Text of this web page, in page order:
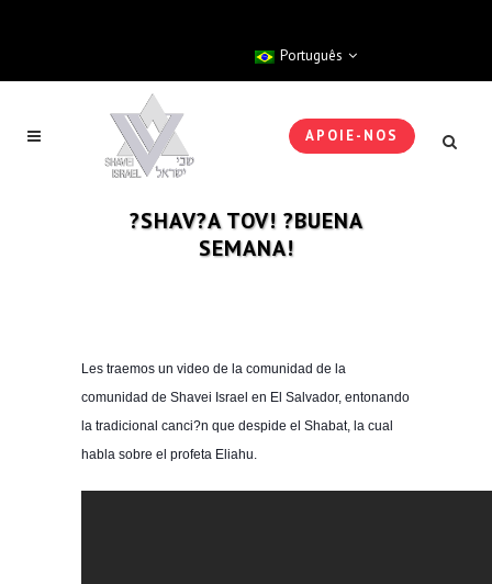
Português
APOIE-NOS
?SHAV?A TOV! ?BUENA
SEMANA!
Les traemos un video de la comunidad de la
comunidad de Shavei Israel en El Salvador, entonando
la tradicional canci?n que despide el Shabat, la cual
habla sobre el profeta Eliahu.